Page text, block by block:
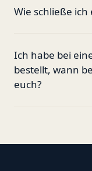
Wie schließe ich
Ich habe bei
bestellt, wann
euch?